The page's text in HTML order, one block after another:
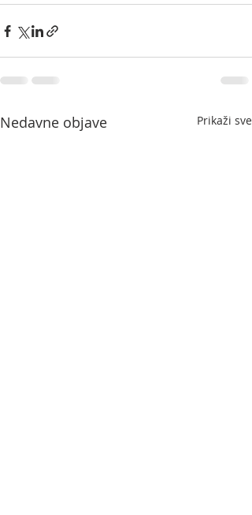
Nedavne objave Prikaži sve